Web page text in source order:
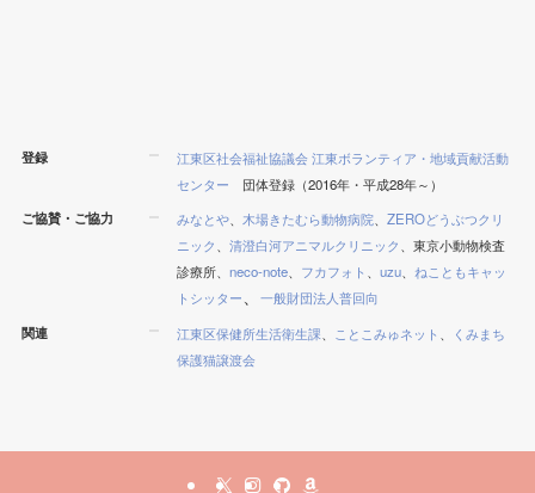
登録
江東区社会福祉協議会 江東ボランティア・地域貢献活動
センター 団体登録（2016年・平成28年～）
ご協賛・ご協力 みなとや、木場きたむら動物病院、ZEROどうぶつクリ
ニック、清澄白河アニマルクリニック、東京小動物検査
診療所、neco-note、 フカフォト 、uzu、ねこともキャッ
トシッター
、一般財団法人普回向
関連 江東区保健所生活衛生課 ことこみゅネット
くみまち
保護猫譲渡会